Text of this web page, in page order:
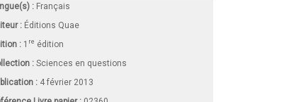
: Français
: Éditions Quae
: 1 re édition
: Sciences en questions
: 4 février 2013